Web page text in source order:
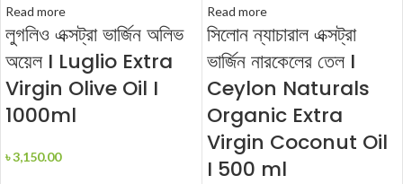
Read more
লুগলিও এক্সট্রা ভার্জিন অলিভ
অয়েল I Luglio Extra
Virgin Olive Oil I
1000ml
৳3,150.00
Read more
সিলোন ন্যাচারাল এক্সট্রা
ভার্জিন নারকেলের তেল I
Ceylon Naturals
Organic Extra
Virgin Coconut Oil
I 500 ml